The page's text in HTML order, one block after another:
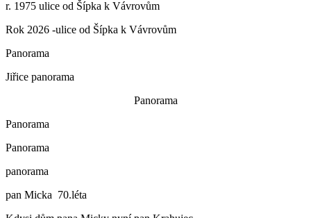
r. 1975 ulice od Šípka k Vávrovům
Rok 2026 -ulice od Šípka k Vávrovům
Panorama
Jiřice panorama
Panorama
Panorama
Panorama
panorama
pan Micka 70.léta